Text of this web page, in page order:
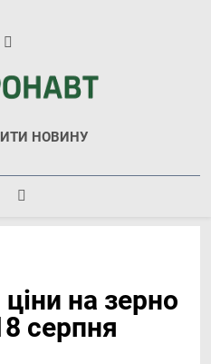
Агробізнесу
НОВИНУ
ціни на зерно
серпня